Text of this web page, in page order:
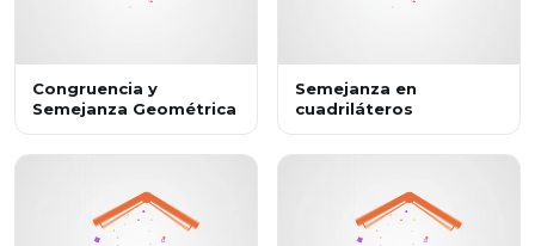
Congruencia y
Semejanza Geométrica
Semejanza en
cuadriláteros